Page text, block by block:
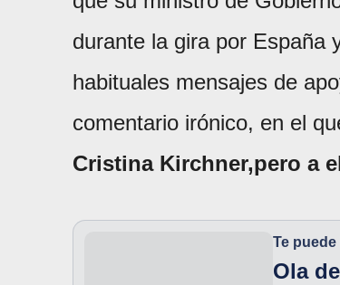
durante la gira por España
habituales mensajes de
comentario irónico, en el
Cristina Kirchner,pero a
Te
Ola